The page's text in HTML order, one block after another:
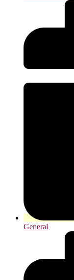
General